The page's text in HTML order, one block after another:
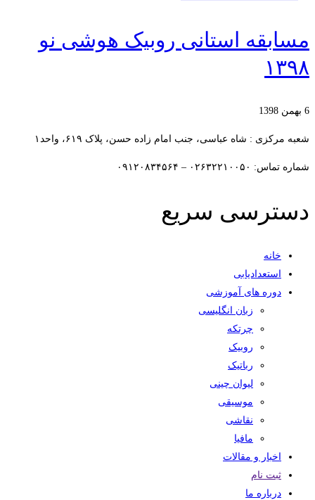
مسابقه استانی روبیک هوشی نو
۱۳۹۸
6 بهمن 1398
شعبه مرکزی : شاه عباسی، جنب امام زاده حسن، پلاک ۶۱۹، واحد۱​
شماره تماس: ۰۲۶۳۲۲۱۰۰۵۰ – ۰۹۱۲۰۸۳۴۵۶۴
دسترسی سریع
خانه
استعدادیابی
دوره های آموزشی
زبان انگلیسی
چرتکه
روبیک
رباتیک
لیوان چینی
موسیقی
نقاشی
مافیا
اخبار و مقالات
ثبت نام
درباره ما